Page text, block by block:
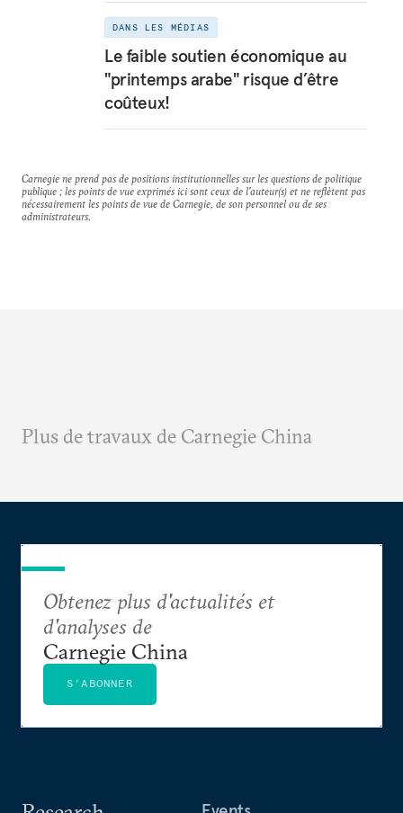
DANS LES MÉDIAS
Le faible soutien économique au
"printemps arabe" risque d’être
coûteux!
Carnegie ne prend pas de positions institutionnelles sur les questions de politique
publique ; les points de vue exprimés ici sont ceux de l'auteur(s) et ne reflètent pas
nécessairement les points de vue de Carnegie, de son personnel ou de ses
administrateurs.
Plus de travaux de Carnegie China
Obtenez plus d'actualités et
d'analyses de
Carnegie China
S'ABONNER